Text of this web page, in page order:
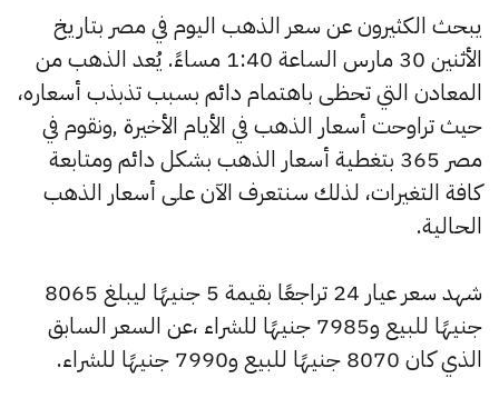
يبحث الكثيرون عن سعر الذهب اليوم في مصر بتاريخ
الأثنين 30 مارس الساعة 1:40 مساءً. يُعد الذهب من
المعادن التي تحظى باهتمام دائم بسبب تذبذب أسعاره،
حيث تراوحت أسعار الذهب في الأيام الأخيرة ,ونقوم في
مصر 365 بتغطية أسعار الذهب بشكل دائم ومتابعة
كافة التغيرات، لذلك سنتعرف الآن على أسعار الذهب
الحالية.
شهد سعر عيار 24 تراجعًا بقيمة 5 جنيهًا ليبلغ 8065
جنيهًا للبيع و7985 جنيهًا للشراء ،عن السعر السابق
الذي كان 8070 جنيهًا للبيع و7990 جنيهًا للشراء.